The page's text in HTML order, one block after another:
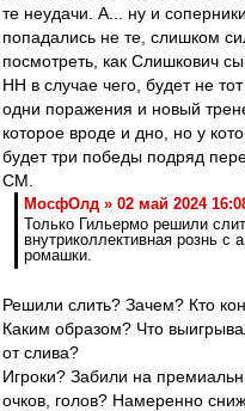
те неудачи. А... ну и
попадались не те, слишком
посмотреть, как Слишкович
НН в случае чего, будет не
одни поражения и новый
которое вроде и дно, но у
будет три победы подряд
СМ.
МосфОлд » 02 май 2024
Только Гильермо решили
внутриколлективная рознь с
ромашки.
Решили слить? Зачем? Кто
Каким образом? Что
от слива?
Игроки? Забили на
очков, голов? Намеренно